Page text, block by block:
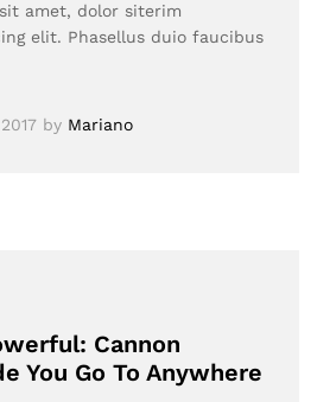
amet, dolor siterim
elit. Phasellus duio faucibus
by Mariano
Cannon
You Go To Anywhere